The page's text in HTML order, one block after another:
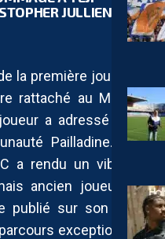
JULLIEN
la première journée
rattaché au MHSC
a adressé ses
Pailladine.
Via
a rendu un vibrant
ancien joueur. À
publié sur son site
exceptionnel